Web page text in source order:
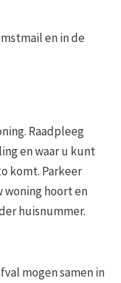
en in de
Raadpleeg
en waar u kunt
komt. Parkeer
woning hoort en
huisnummer.
mogen samen in